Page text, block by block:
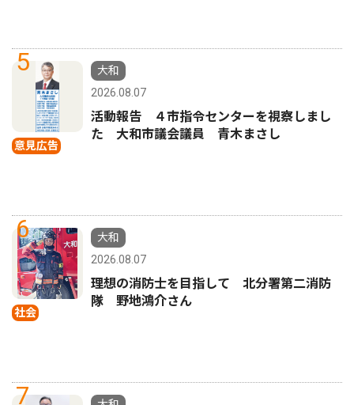
5
意見広告
大和
2026.08.07
活動報告 ４市指令センターを視察しまし
た 大和市議会議員 青木まさし
6
社会
大和
2026.08.07
理想の消防士を目指して 北分署第二消防
隊 野地鴻介さん
7